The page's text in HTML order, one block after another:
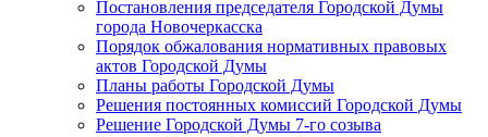
Постановления председателя Городской Думы
города Новочеркасска
Порядок обжалования нормативных правовых
актов Городской Думы
Планы работы Городской Думы
Решения постоянных комиссий Городской Думы
Решение Городской Думы 7-го созыва